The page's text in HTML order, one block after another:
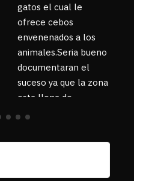
gatos el cual le
ofrece cebos
envenenados a los
animales.Seria bueno
documentaran el
suceso ya que la zona
esta llena de
pancartas de
exigiendo al asesino